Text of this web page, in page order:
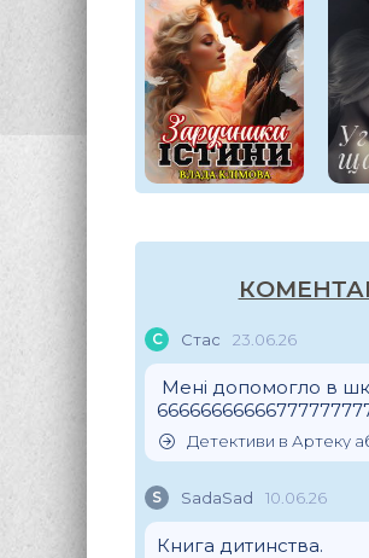
С Стас 23.06.26
Мені допомогло в
Детективи в Артеку або
S SadaSad 10.06.26
Книга дитинства.